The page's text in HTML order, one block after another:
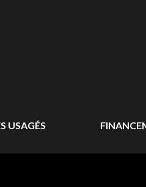
USAGÉS